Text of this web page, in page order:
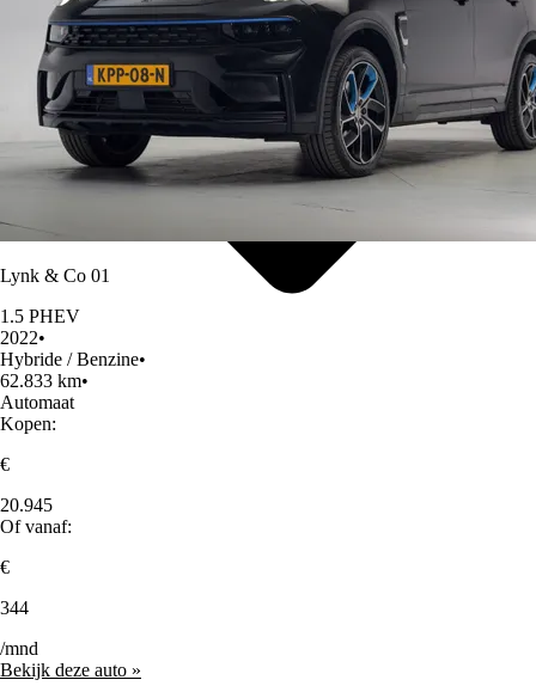
Lynk & Co 01
1.5 PHEV
2022•
Hybride / Benzine•
62.833 km•
Automaat
Kopen:
€
20.945
Of vanaf:
€
344
/mnd
Bekijk deze auto »